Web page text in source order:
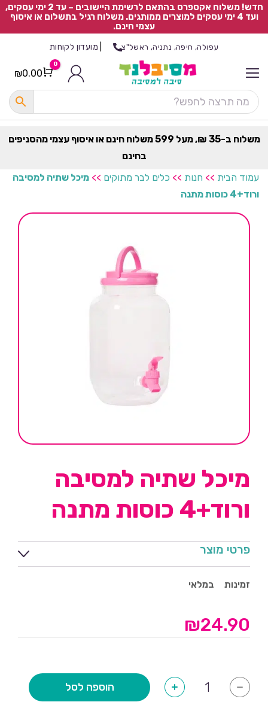
חדש! משלוח אקספרס בהתאם לרשימת היישובים – עד 2 ימי עסקים,
ועד 4 ימי עסקים למוצרים ממותגים. משלוח רגיל בתשלום או איסוף
עצמי חינם.
עפולה, חיפה, נתניה, ראשל"צ מועדון לקוחות
Cart
0
₪0.00
משלוח ב-35 ₪, מעל 599 משלוח חינם או איסוף עצמי מהסניפים
בחינם
עמוד הבית >> חנות >> כלים לבר מתוקים >> מיכל שתיה למסיבה
ורוד+4 כוסות מתנה
מיכל שתיה למסיבה
ורוד+4 כוסות מתנה
פרטי מוצר
זמינות במלאי
₪24.90
-
של
+ הוספה לסל